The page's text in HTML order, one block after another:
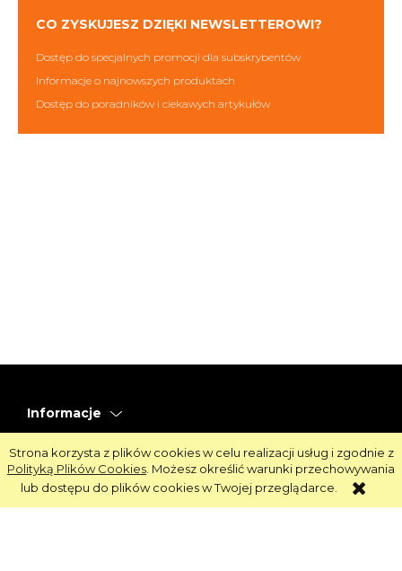
Strona korzysta z plików cookies w celu realizacji usług i zgodnie z
Polityką Plików Cookies . Możesz określić warunki przechowywania
lub dostępu do plików cookies w Twojej przeglądarce.
CO ZYSKUJESZ DZIĘKI NEWSLETTEROWI?
Dostęp do specjalnych promocji dla subskrybentów
Informacje o najnowszych produktach
Dostęp do poradników i ciekawych artykułów
Informacje
Obsługa
Strefa Klienta